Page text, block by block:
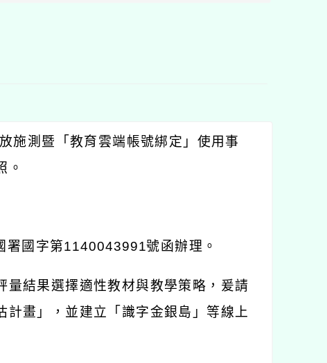
施測暨「教育雲端帳號綁定」使用事
。
署國字第1140043991號函辦理。
量結果選擇適性教材與教學策略，爰請
計畫」，並建立「識字金銀島」等線上